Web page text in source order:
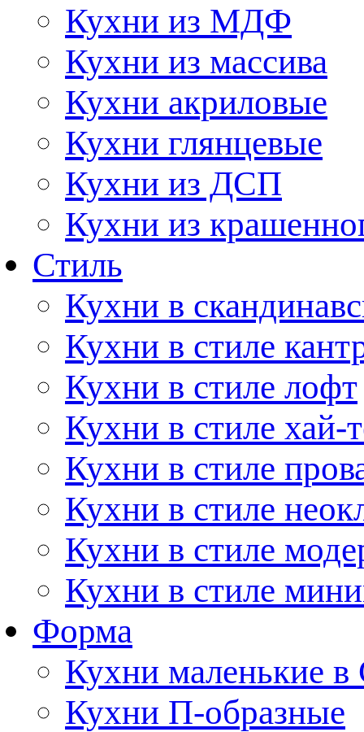
Кухни из МДФ
Кухни из массива
Кухни акриловые
Кухни глянцевые
Кухни из ДСП
Кухни из
Стиль
Кухни в
Кухни в стиле
Кухни в стиле лофт
Кухни в стиле хай-
Кухни в стиле
Кухни в стиле
Кухни в стиле
Кухни в стиле
Форма
Кухни маленькие в
Кухни П-образные